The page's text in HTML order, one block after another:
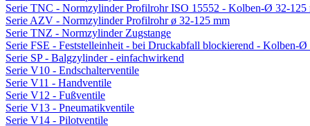
Serie TNC - Normzylinder Profilrohr ISO 15552 - Kolben-Ø 32-125
Serie AZV - Normzylinder Profilrohr ø 32-125 mm
Serie TNZ - Normzylinder Zugstange
Serie FSE - Feststelleinheit - bei Druckabfall blockierend - Kolben-Ø
Serie SP - Balgzylinder - einfachwirkend
Serie V10 - Endschalterventile
Serie V11 - Handventile
Serie V12 - Fußventile
Serie V13 - Pneumatikventile
Serie V14 - Pilotventile